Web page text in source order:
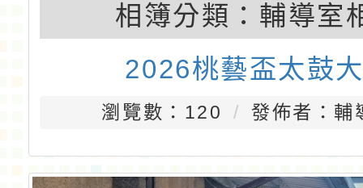
相簿分類： 輔導室
2026桃藝盃太鼓
瀏覽數：120 發佈者：輔